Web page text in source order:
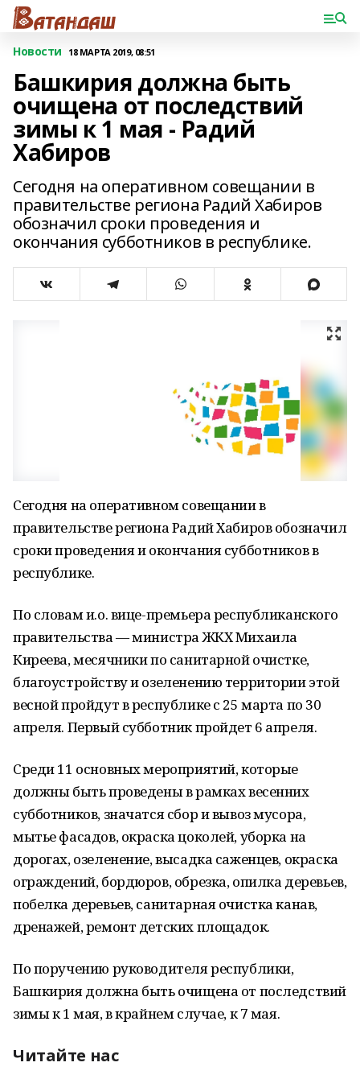
Новости 18 МАРТА 2019, 08:51
Башкирия должна быть
очищена от последствий
зимы к 1 мая - Радий
Хабиров
Сегодня на оперативном совещании в
правительстве региона Радий Хабиров
обозначил сроки проведения и
окончания субботников в республике.
Сегодня на оперативном совещании в
правительстве региона Радий Хабиров обозначил
сроки проведения и окончания субботников в
республике.
По словам и.о. вице-премьера республиканского
правительства — министра ЖКХ Михаила
Киреева, месячники по санитарной очистке,
благоустройству и озеленению территории этой
весной пройдут в республике с 25 марта по 30
апреля. Первый субботник пройдет 6 апреля.
Среди 11 основных мероприятий, которые
должны быть проведены в рамках весенних
субботников, значатся сбор и вывоз мусора,
мытье фасадов, окраска цоколей, уборка на
дорогах, озеленение, высадка саженцев, окраска
ограждений, бордюров, обрезка, опилка деревьев,
побелка деревьев, санитарная очистка канав,
дренажей, ремонт детских площадок.
По поручению руководителя республики,
Башкирия должна быть очищена от последствий
зимы к 1 мая, в крайнем случае, к 7 мая.
Читайте нас